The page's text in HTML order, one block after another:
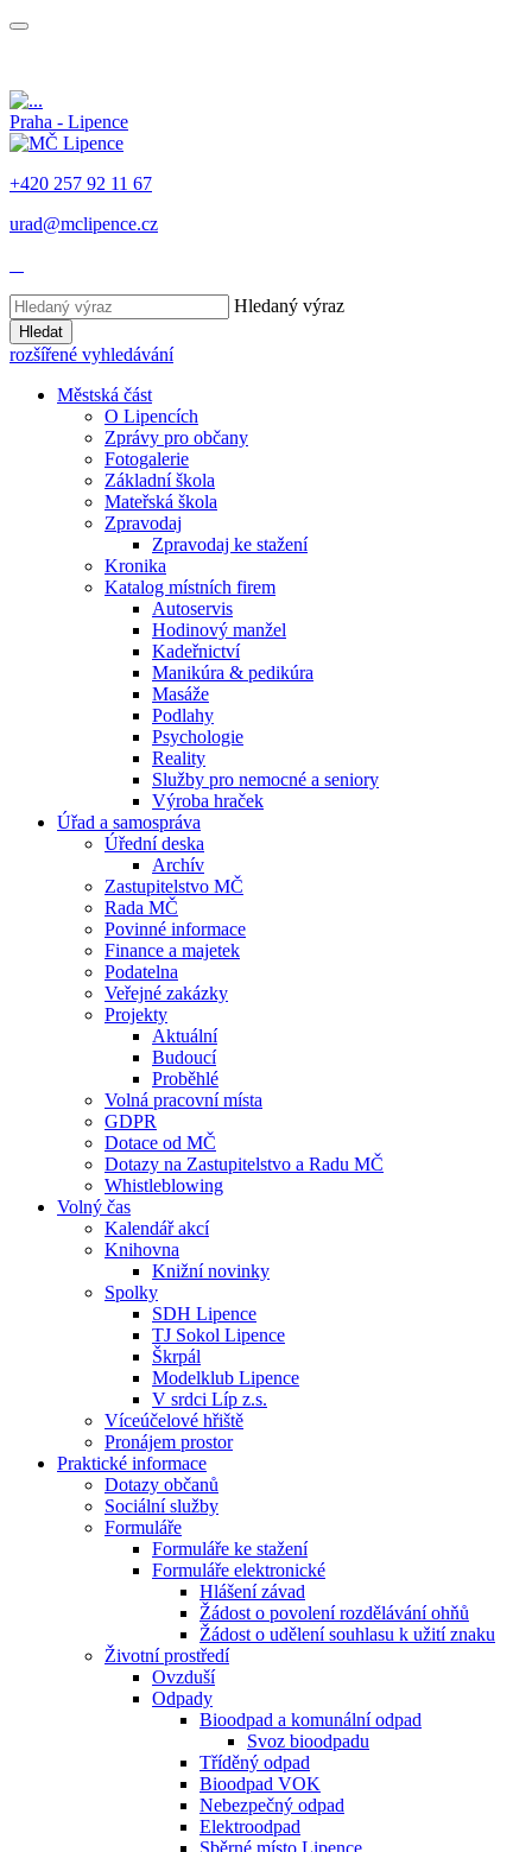
Praha - Lipence
+420 257 92 11 67
urad@mclipence.cz
Hledaný výraz
Hledat
rozšířené vyhledávání
Městská část
O Lipencích
Zprávy pro občany
Fotogalerie
Základní škola
Mateřská škola
Zpravodaj
Zpravodaj ke stažení
Kronika
Katalog místních firem
Autoservis
Hodinový manžel
Kadeřnictví
Manikúra & pedikúra
Masáže
Podlahy
Psychologie
Reality
Služby pro nemocné a seniory
Výroba hraček
Úřad a samospráva
Úřední deska
Archív
Zastupitelstvo MČ
Rada MČ
Povinné informace
Finance a majetek
Podatelna
Veřejné zakázky
Projekty
Aktuální
Budoucí
Proběhlé
Volná pracovní místa
GDPR
Dotace od MČ
Dotazy na Zastupitelstvo a Radu MČ
Whistleblowing
Volný čas
Kalendář akcí
Knihovna
Knižní novinky
Spolky
SDH Lipence
TJ Sokol Lipence
Škrpál
Modelklub Lipence
V srdci Líp z.s.
Víceúčelové hřiště
Pronájem prostor
Praktické informace
Dotazy občanů
Sociální služby
Formuláře
Formuláře ke stažení
Formuláře elektronické
Hlášení závad
Žádost o povolení rozdělávání ohňů
Žádost o udělení souhlasu k užití znaku
Životní prostředí
Ovzduší
Odpady
Bioodpad a komunální odpad
Svoz bioodpadu
Tříděný odpad
Bioodpad VOK
Nebezpečný odpad
Elektroodpad
Sběrné místo Lipence